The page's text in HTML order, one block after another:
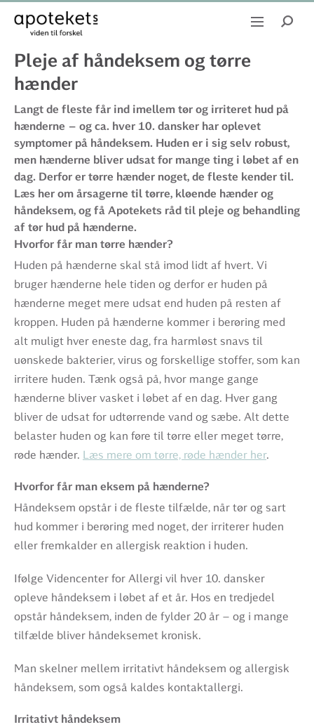
Pleje af håndeksem og tørre
hænder
Langt de fleste får ind imellem tør og irriteret hud på
hænderne – og ca. hver 10. dansker har oplevet
symptomer på håndeksem. Huden er i sig selv robust,
men hænderne bliver udsat for mange ting i løbet af en
dag. Derfor er tørre hænder noget, de fleste kender til.
Læs her om årsagerne til tørre, kløende hænder og
håndeksem, og få Apotekets råd til pleje og behandling
af tør hud på hænderne.
Hvorfor får man tørre hænder?
Huden på hænderne skal stå imod lidt af hvert. Vi
bruger hænderne hele tiden og derfor er huden på
hænderne meget mere udsat end huden på resten af
kroppen. Huden på hænderne kommer i berøring med
alt muligt hver eneste dag, fra harmløst snavs til
uønskede bakterier, virus og forskellige stoffer, som kan
irritere huden. Tænk også på, hvor mange gange
hænderne bliver vasket i løbet af en dag. Hver gang
bliver de udsat for udtørrende vand og sæbe. Alt dette
belaster huden og kan føre til tørre eller meget tørre,
røde hænder. Læs mere om tørre, røde hænder her.
Hvorfor får man eksem på hænderne?
Håndeksem opstår i de fleste tilfælde, når tør og sart
hud kommer i berøring med noget, der irriterer huden
eller fremkalder en allergisk reaktion i huden.
Ifølge Videncenter for Allergi vil hver 10. dansker
opleve håndeksem i løbet af et år. Hos en tredjedel
opstår håndeksem, inden de fylder 20 år – og i mange
tilfælde bliver håndeksemet kronisk.
Man skelner mellem irritativt håndeksem og allergisk
håndeksem, som også kaldes kontaktallergi.
Irritativt håndeksem